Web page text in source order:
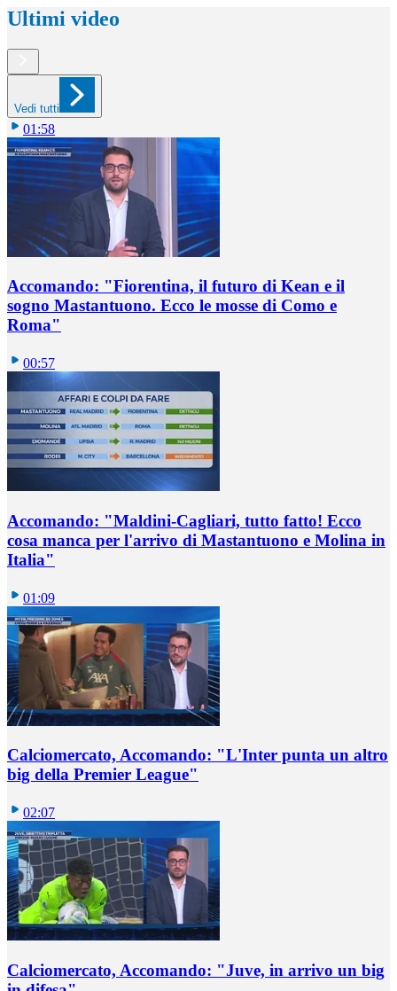
Ultimi video
Vedi tutti
01:58
Accomando: "Fiorentina, il futuro di Kean e il
sogno Mastantuono. Ecco le mosse di Como e
Roma"
00:57
Accomando: "Maldini-Cagliari, tutto fatto! Ecco
cosa manca per l'arrivo di Mastantuono e Molina in
Italia"
01:09
Calciomercato, Accomando: "L'Inter punta un altro
big della Premier League"
02:07
Calciomercato, Accomando: "Juve, in arrivo un big